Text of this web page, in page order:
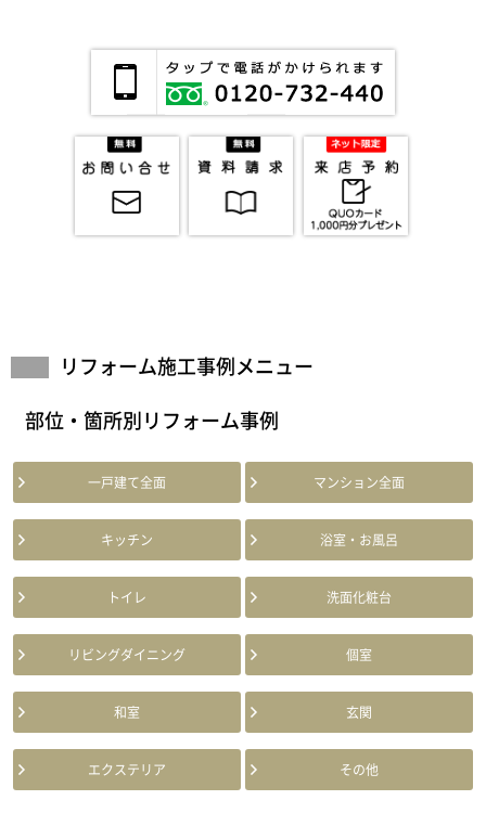
リフォーム施工事例メニュー
部位・箇所別リフォーム事例
一戸建て全面 マンション全面
キッチン 浴室・お風呂
トイレ 洗面化粧台
リビングダイニング 個室
和室 玄関
エクステリア その他